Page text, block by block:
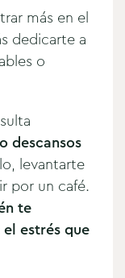
más en el
dedicarte a
o
descansos
levantarte
por un café.
te
estrés que